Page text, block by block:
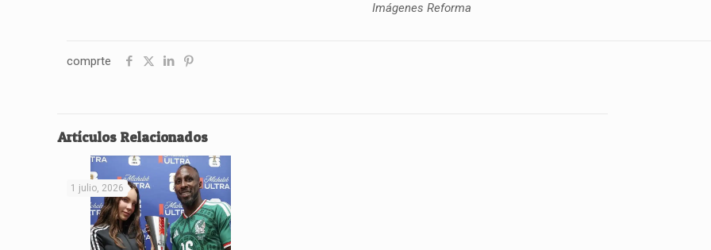
Imágenes Reforma
comprte
Artículos Relacionados
1 julio, 2026